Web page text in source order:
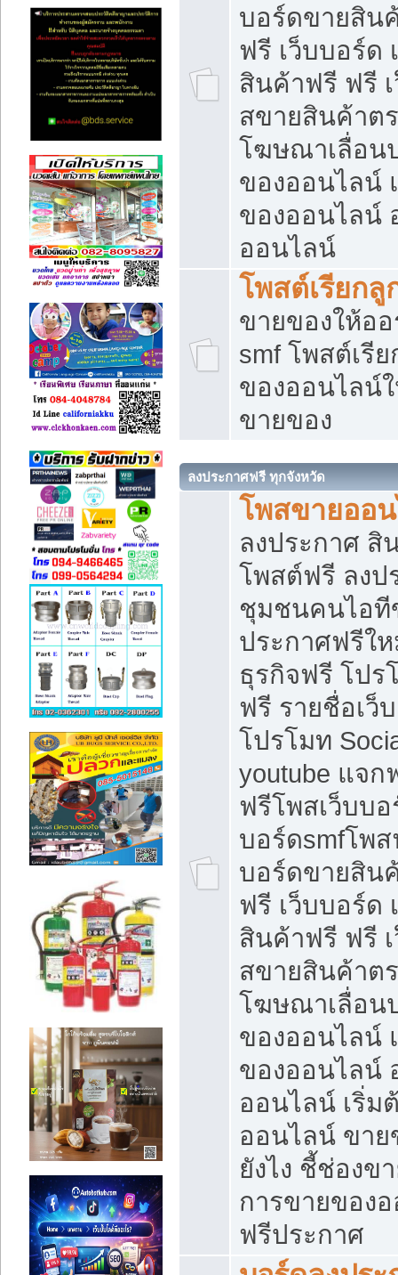
บอร์ดขายสิน
ฟรี เว็บบอร์ด
สินค้าฟรี ฟรี
สขายสินค้าต
โฆษณาเลื่อน
ของออนไลน์
ของออนไลน์
ออนไลน์
โพสต์เรียก
ขายของให้ออ
smf โพสต์เรี
ของออนไลน์
ขายของ
ลงประกาศฟรี ทุกจังหวัด
โพสขายออ
ลงประกาศ สิ
โพสต์ฟรี ลงป
ชุมชนคนไอที
ประกาศฟรีใ
ธุรกิจฟรี โป
ฟรี รายชื่อเว็
โปรโมท
youtube แจก
ฟรีโพสเว็บบอ
บอร์ดsmfโพ
บอร์ดขายสิน
ฟรี เว็บบอร์ด
สินค้าฟรี ฟรี
สขายสินค้าต
โฆษณาเลื่อน
ของออนไลน์
ของออนไลน์
ออนไลน์ เริ่ม
ออนไลน์ ขาย
ยังไง ชี้ช่องข
การขายของ
ฟรีประกาศ